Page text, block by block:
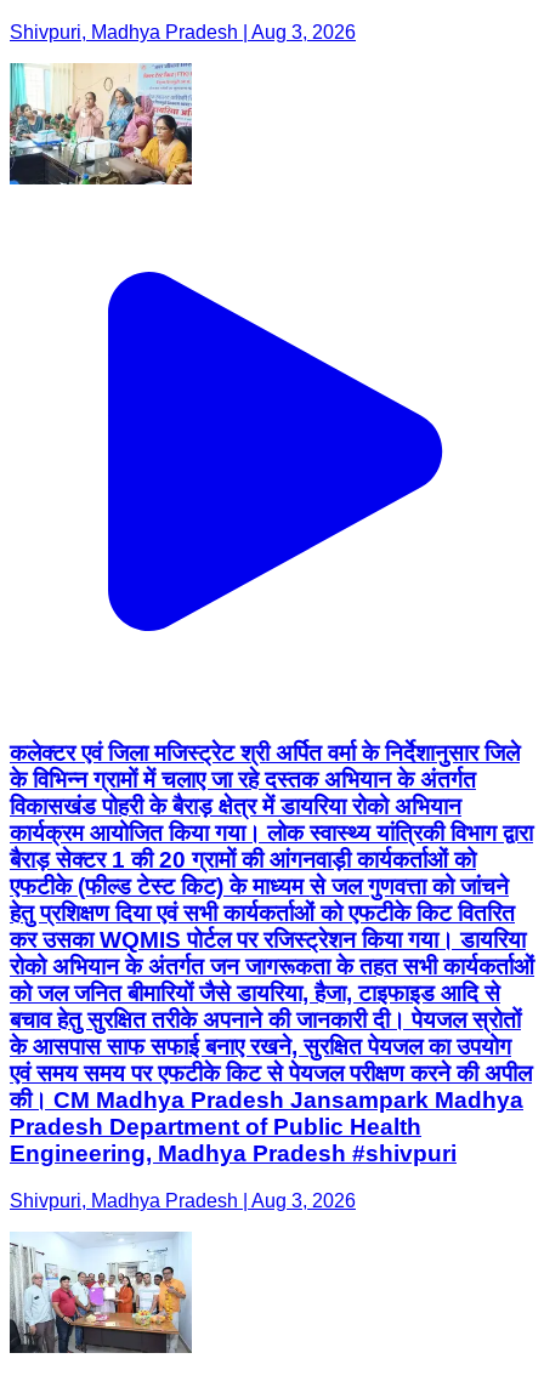
Shivpuri, Madhya Pradesh | Aug 3, 2026
कलेक्टर एवं जिला मजिस्ट्रेट श्री अर्पित वर्मा के निर्देशानुसार जिले
के विभिन्न ग्रामों में चलाए जा रहे दस्तक अभियान के अंतर्गत
विकासखंड पोहरी के बैराड़ क्षेत्र में डायरिया रोको अभियान
कार्यक्रम आयोजित किया गया। लोक स्वास्थ्य यांत्रिकी विभाग द्वारा
बैराड़ सेक्टर 1 की 20 ग्रामों की आंगनवाड़ी कार्यकर्ताओं को
एफटीके (फील्ड टेस्ट किट) के माध्यम से जल गुणवत्ता को जांचने
हेतु प्रशिक्षण दिया एवं सभी कार्यकर्ताओं को एफटीके किट वितरित
कर उसका WQMIS पोर्टल पर रजिस्ट्रेशन किया गया। डायरिया
रोको अभियान के अंतर्गत जन जागरूकता के तहत सभी कार्यकर्ताओं
को जल जनित बीमारियों जैसे डायरिया, हैजा, टाइफाइड आदि से
बचाव हेतु सुरक्षित तरीके अपनाने की जानकारी दी। पेयजल स्रोतों
के आसपास साफ सफाई बनाए रखने, सुरक्षित पेयजल का उपयोग
एवं समय समय पर एफटीके किट से पेयजल परीक्षण करने की अपील
की। CM Madhya Pradesh Jansampark Madhya
Pradesh Department of Public Health
Engineering, Madhya Pradesh #shivpuri
Shivpuri, Madhya Pradesh | Aug 3, 2026